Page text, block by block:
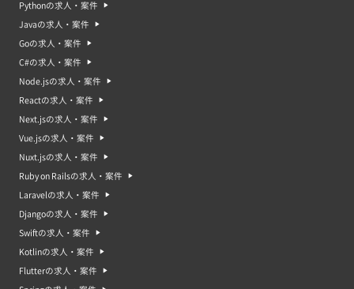
Pythonの求人・案件
Javaの求人・案件
Goの求人・案件
C#の求人・案件
Node.jsの求人・案件
Reactの求人・案件
Next.jsの求人・案件
Vue.jsの求人・案件
Nuxt.jsの求人・案件
Ruby on Railsの求人・案件
Laravelの求人・案件
Djangoの求人・案件
Swiftの求人・案件
Kotlinの求人・案件
Flutterの求人・案件